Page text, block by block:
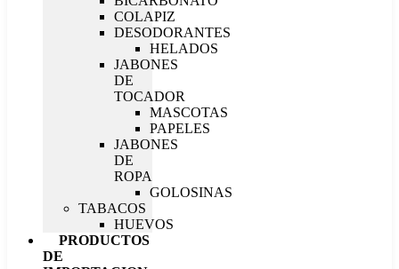
COLAPIZ
DESODORANTES
HELADOS
JABONES
DE
TOCADOR
MASCOTAS
PAPELES
JABONES
DE
ROPA
GOLOSINAS
TABACOS
HUEVOS
PRODUCTOS
DE